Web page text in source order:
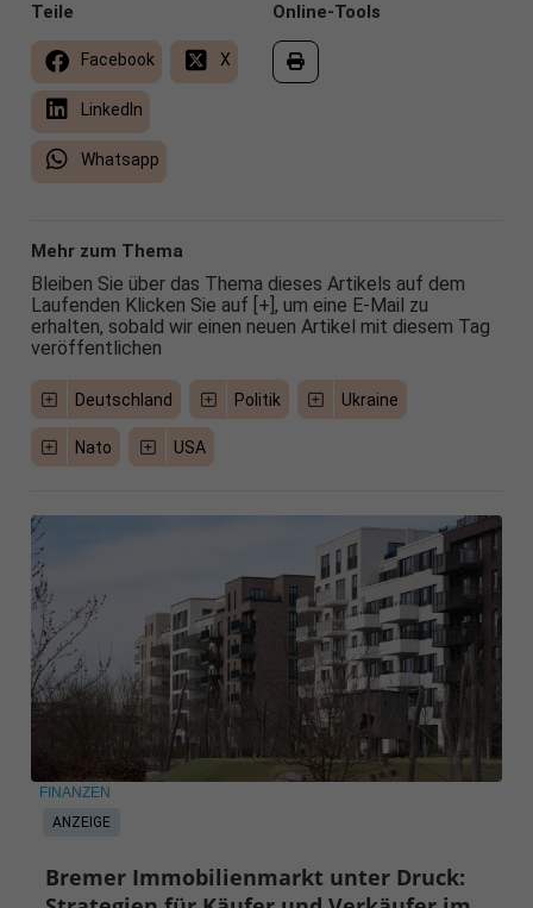
Online-Tools
Teile
Facebook X
LinkedIn
Whatsapp
Mehr zum Thema
Bleiben Sie über das Thema dieses Artikels auf dem
Laufenden Klicken Sie auf [+], um eine E-Mail zu
erhalten, sobald wir einen neuen Artikel mit diesem Tag
veröffentlichen
Deutschland Politik Ukraine
Nato USA
ANZEIGE
FINANZEN
Bremer Immobilienmarkt unter Druck: